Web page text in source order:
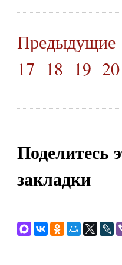
Предыдущие
17 18 19 20
Поделитесь
закладки